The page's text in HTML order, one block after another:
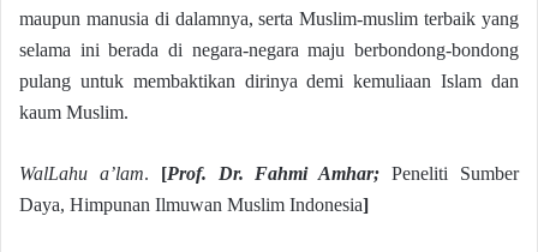
maupun manusia di dalamnya, serta Muslim-muslim terbaik yang
selama ini berada di negara-negara maju berbondong-bondong
pulang untuk membaktikan dirinya demi kemuliaan Islam dan
kaum Muslim.
WalLahu a’lam. [Prof. Dr. Fahmi Amhar;Peneliti Sumber
Daya, Himpunan Ilmuwan Muslim Indonesia]